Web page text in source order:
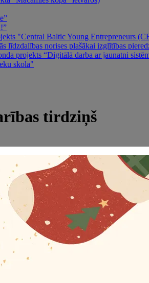
"Central Baltic Young Entrepreneurs
līdzdalības norises plašākai izglītības
projekts “Digitālā darba ar jaunatni
skola"
tirdziņš